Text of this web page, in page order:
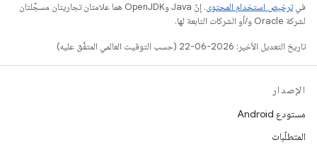
فيترخيص استخدام المحتوى
. إنّ Java وOpenJDK هما علامتان تجاريتان مسجَّلتان
لشركة Oracle و/أو الشركات التابعة لها.
تاريخ التعديل الأخير: 2026-06-22 (حسب التوقيت العالمي المتفَّق عليه)
الإصدار
مستودع Android
المتطلّبات